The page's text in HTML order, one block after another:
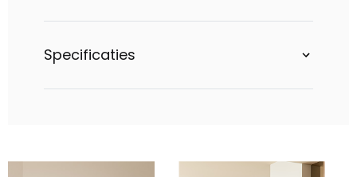
Specificaties